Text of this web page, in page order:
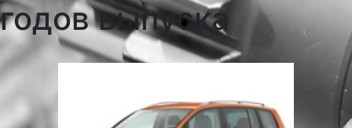
годов выпуска